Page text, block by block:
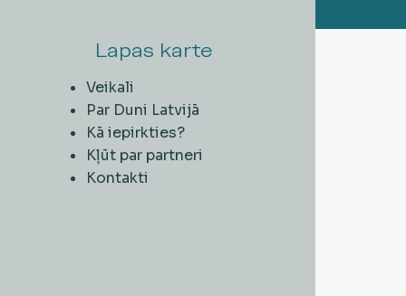
Lapas karte
Veikali
Par Duni Latvijā
Kā iepirkties?
Kļūt par partneri
Kontakti